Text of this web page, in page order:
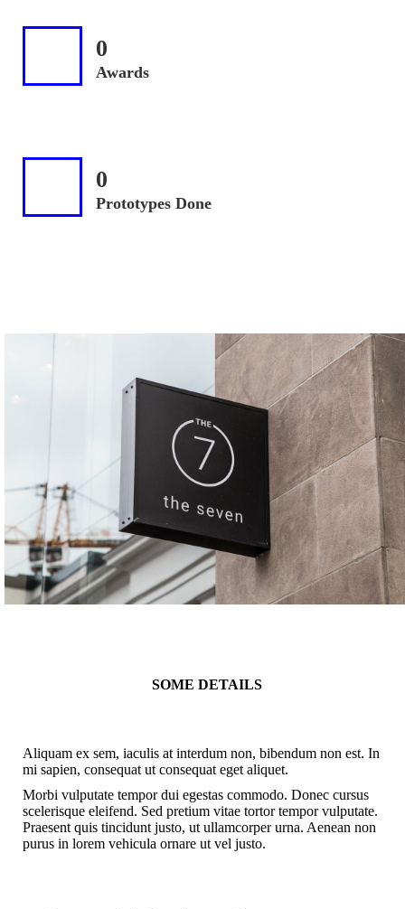
0
Awards
0
Prototypes Done
SOME DETAILS
Aliquam ex sem, iaculis at interdum non, bibendum non est. In
mi sapien, consequat ut consequat eget aliquet.
Morbi vulputate tempor dui egestas commodo. Donec cursus
scelerisque eleifend. Sed pretium vitae tortor tempor vulputate.
Praesent quis tincidunt justo, ut ullamcorper urna. Aenean non
purus in lorem vehicula ornare ut vel justo.